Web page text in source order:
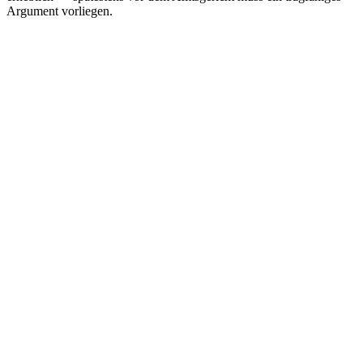
Argument vorliegen.